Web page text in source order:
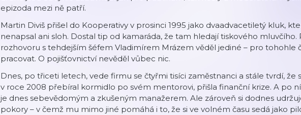
epizoda mezi ně patří.
Martin Diviš přišel do Kooperativy v prosinci 1995 jako dvaadvacetiletý kluk,
nenapsal ani sloh. Dostal tip od kamaráda, že tam hledají tiskového
rozhovoru s tehdejším šéfem Vladimírem Mrázem věděl jediné – pro tohohle
pracovat. O pojišťovnictví nevěděl vůbec nic.
Dnes, po třiceti letech, vede firmu se čtyřmi tisíci zaměstnanci a stále tvrdí, že
v roce 2008 přebíral kormidlo po svém mentorovi, přišla finanční krize. A po
je dnes sebevědomým a zkušeným manažerem. Ale zároveň si dodnes
pokory – v čemž mu mimo jiné pomáhá i to, že si ve volném času sedá jako